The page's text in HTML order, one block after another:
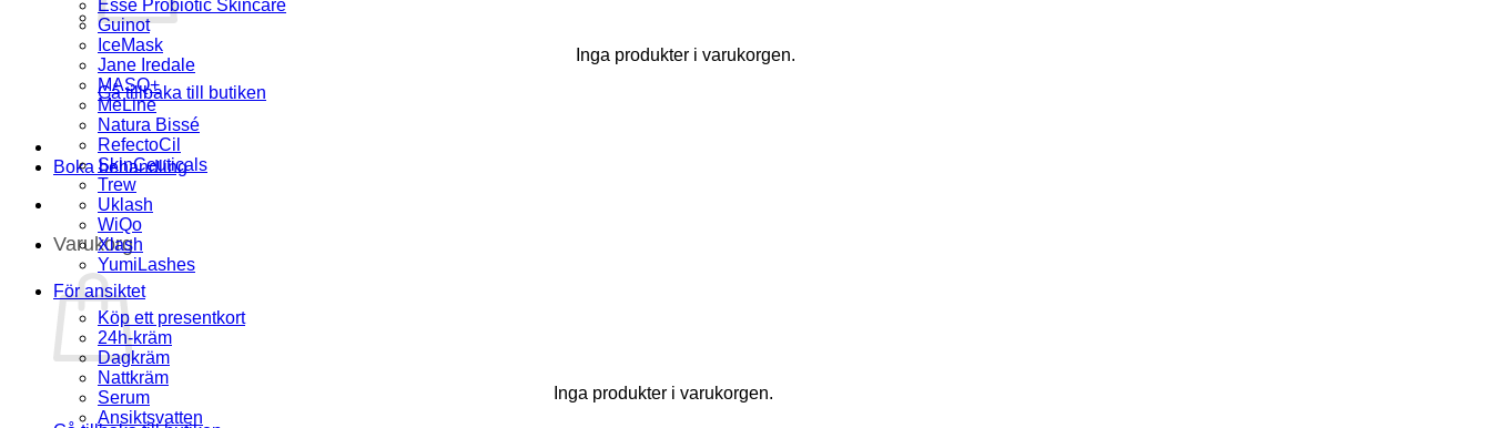
Inga produkter i varukorgen.
Gå tillbaka till butiken
Boka behandling
Varukorg
Inga produkter i varukorgen.
Esse Probiotic Skincare
Guinot
IceMask
Jane Iredale
MASQ+
MeLine
Natura Bissé
RefectoCil
SkinCeuticals
Trew
Uklash
WiQo
Xlash
YumiLashes
För ansiktet
Köp ett presentkort
24h-kräm
Dagkräm
Nattkräm
Serum
Ansiktsvatten